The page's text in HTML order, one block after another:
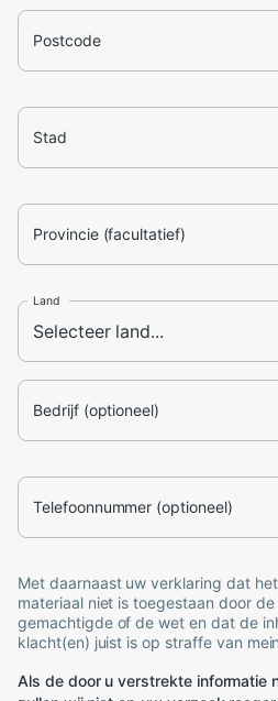
Postcode
Stad
Provincie (facultatief)
Land
Bedrijf (optioneel)
Telefoonnummer (optioneel)
Met daarnaast uw verklaring dat
materiaal niet is toegestaan door
gemachtigde of de wet en dat de
klacht(en) juist is op straffe van
Als de door u verstrekte informatie